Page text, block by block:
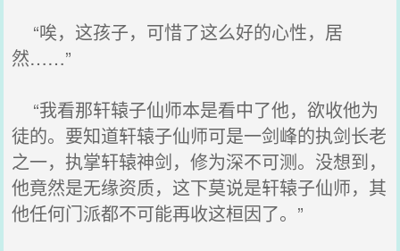
“唉，这孩子，可惜了这么好的心性，居
然……”
“我看那轩辕子仙师本是看中了他，欲收他为
徒的。要知道轩辕子仙师可是一剑峰的执剑长老
之一，执掌轩辕神剑，修为深不可测。没想到，
他竟然是无缘资质，这下莫说是轩辕子仙师，其
他任何门派都不可能再收这桓因了。”